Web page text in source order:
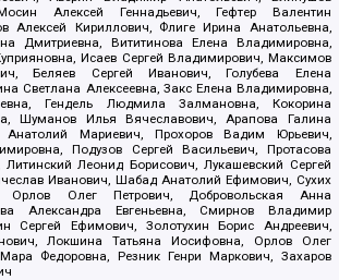
Алексей Геннадьевич, Гефтер Валентин
Алексей Кириллович, Флиге Ирина Анатольевна,
Дмитриевна, Вититинова Елена Владимировна,
Исаев Сергей Владимирович, Максимов
Беляев Сергей Иванович, Голубева Елена
Светлана Алексеевна, Закс Елена Владимировна,
Гендель Людмила Залмановна, Кокорина
Шуманов Илья Вячеславович, Арапова Галина
Анатолий Мариевич, Прохоров Вадим Юрьевич,
Подузов Сергей Васильевич, Протасова
Леонид Борисович, Лукашевский Сергей
Иванович, Шабад Анатолий Ефимович, Сухих
Орлов Олег Петрович, Добровольская Анна
Александра Евгеньевна, Смирнов Владимир
Сергей Ефимович, Золотухин Борис Андреевич,
Локшина Татьяна Иосифовна, Орлов Олег
Федоровна, Резник Генри Маркович, Захаров